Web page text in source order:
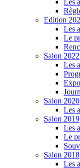
Les
Edition
Les
Le
Salon 2022
Les
Salon 2020
Les
Salon 2019
Les
Le
Salon 2018
Les